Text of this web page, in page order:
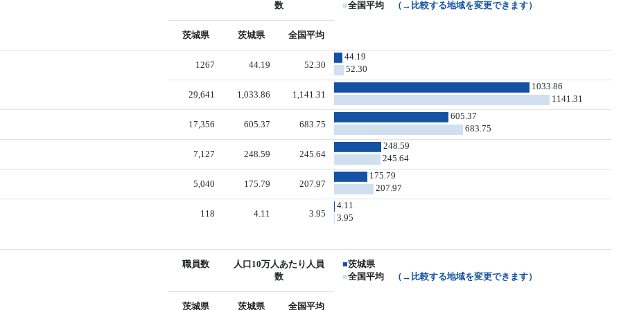
数 ■全国平均 （→比較する地域を変更できます）
茨城県 茨城県 全国平均
1267 44.19 52.30
44.19
52.30
29,641 1,033.86 1,141.31
1033.86
1141.31
17,356 605.37 683.75
605.37
683.75
7,127 248.59 245.64
248.59
245.64
5,040 175.79 207.97
175.79
207.97
118 4.11 3.95
4.11
3.95
職員数
人口10万人あたり人員
数
■茨城県
■全国平均 （→比較する地域を変更できます）
茨城県 茨城県 全国平均